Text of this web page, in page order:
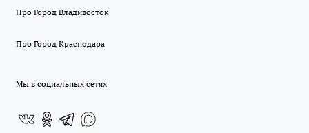
Про Город Владивосток
Про Город Краснодара
Мы в социальных сетях